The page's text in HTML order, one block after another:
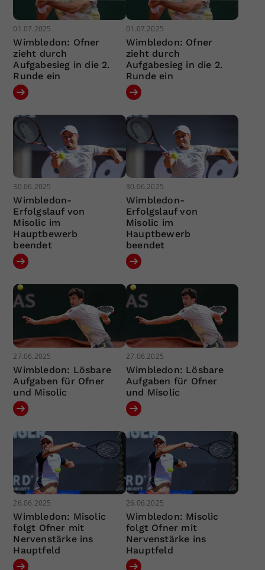
01.07.2025
Wimbledon: Ofner
zieht durch
Aufgabesieg in die 2.
Runde ein
01.07.2025
Wimbledon: Ofner
zieht durch
Aufgabesieg in die 2.
Runde ein
30.06.2025
Wimbledon-
Erfolgslauf von
Misolic im
Hauptbewerb
beendet
30.06.2025
Wimbledon-
Erfolgslauf von
Misolic im
Hauptbewerb
beendet
27.06.2025
Wimbledon: Lösbare
Aufgaben für Ofner
und Misolic
27.06.2025
Wimbledon: Lösbare
Aufgaben für Ofner
und Misolic
26.06.2025
Wimbledon: Misolic
folgt Ofner mit
Nervenstärke ins
Hauptfeld
26.06.2025
Wimbledon: Misolic
folgt Ofner mit
Nervenstärke ins
Hauptfeld